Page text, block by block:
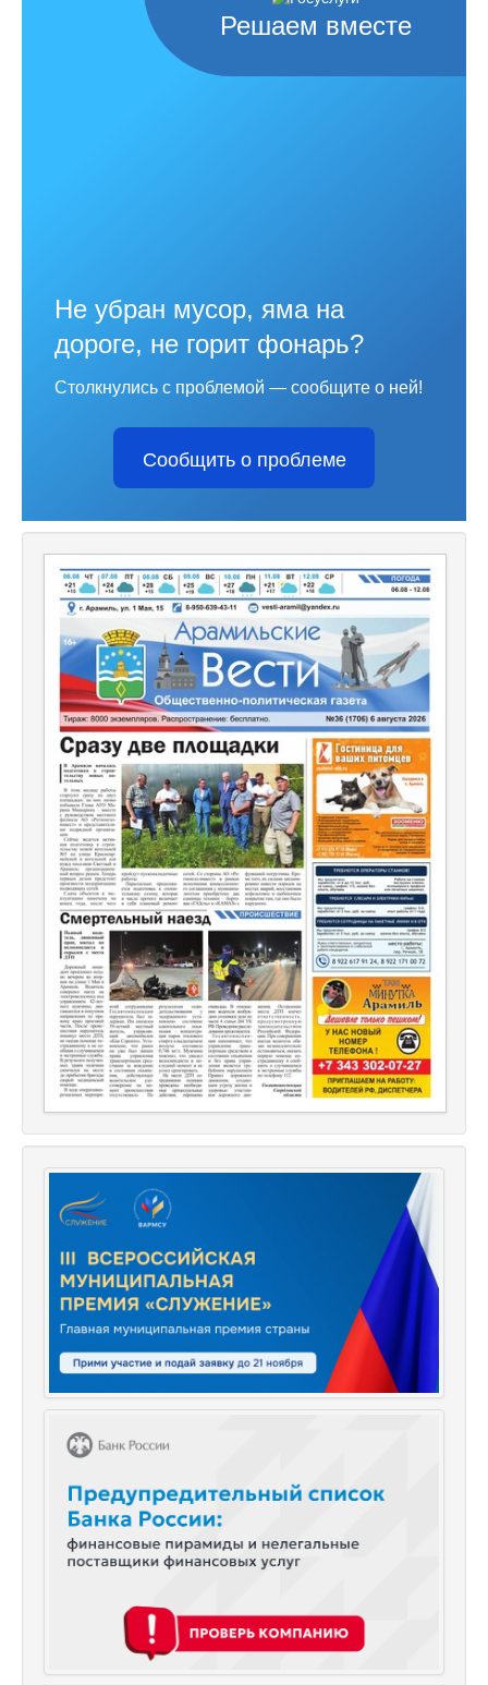
Решаем вместе
Не убран мусор, яма на
дороге, не горит фонарь?
Столкнулись с проблемой — сообщите о ней!
Сообщить о проблеме